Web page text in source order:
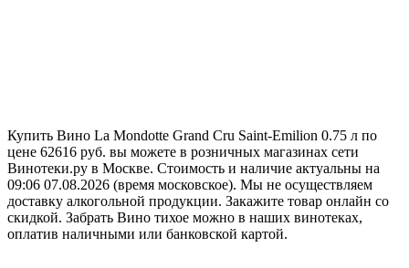
Купить Вино La Mondotte Grand Cru Saint-Emilion 0.75 л по
цене 62616 руб. вы можете в розничных магазинах сети
Винотеки.ру в Москве. Стоимость и наличие актуальны на
09:06 07.08.2026 (время московское). Мы не осуществляем
доставку алкогольной продукции. Закажите товар онлайн со
скидкой. Забрать Вино тихое можно в наших винотеках,
оплатив наличными или банковской картой.